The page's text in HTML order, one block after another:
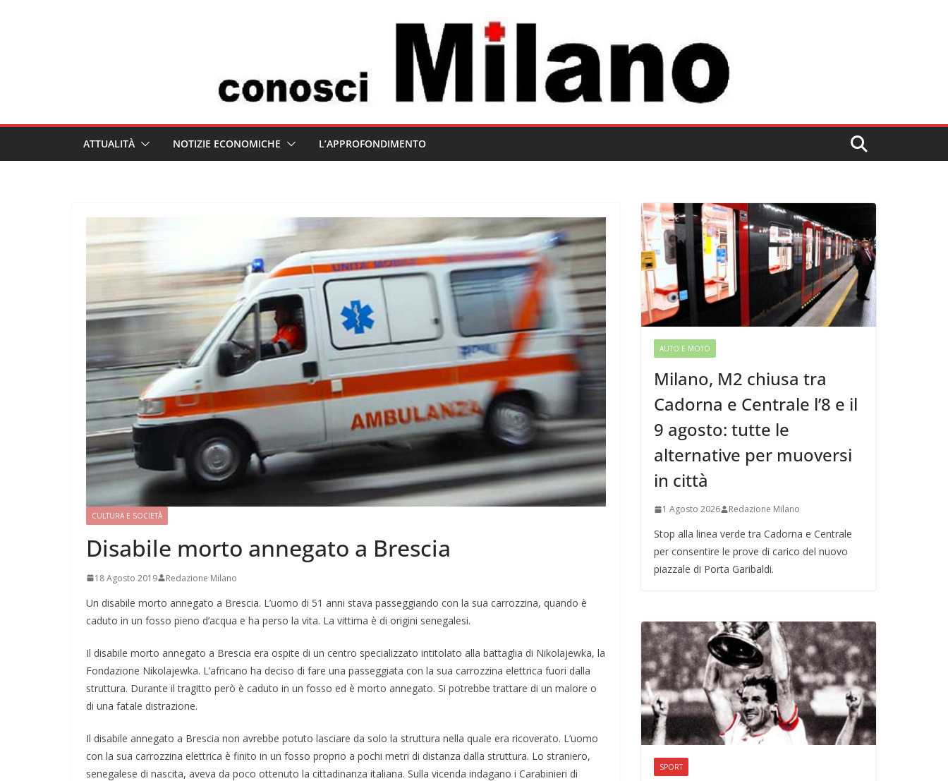
ATTUALITÀ NOTIZIE ECONOMICHE L’APPROFONDIMENTO
CULTURA E SOCIETÀ
Disabile morto annegato a Brescia
18 Agosto 2019 Redazione Milano
Un disabile morto annegato a Brescia. L’uomo di 51 anni stava passeggiando con la sua carrozzina, quando è
caduto in un fosso pieno d’acqua e ha perso la vita. La vittima è di origini senegalesi.
Il disabile morto annegato a Brescia era ospite di un centro specializzato intitolato alla battaglia di Nikolajewka, la
Fondazione Nikolajewka. L’africano ha deciso di fare una passeggiata con la sua carrozzina elettrica fuori dalla
struttura. Durante il tragitto però è caduto in un fosso ed è morto annegato. Si potrebbe trattare di un malore o
di una fatale distrazione.
Il disabile annegato a Brescia non avrebbe potuto lasciare da solo la struttura nella quale era ricoverato. L’uomo
con la sua carrozzina elettrica è finito in un fosso proprio a pochi metri di distanza dalla struttura. Lo straniero,
senegalese di nascita, aveva da poco ottenuto la cittadinanza italiana. Sulla vicenda indagano i Carabinieri di
AUTO E MOTO
Milano, M2 chiusa tra
Cadorna e Centrale l’8 e il
9 agosto: tutte le
alternative per muoversi
in città
1 Agosto 2026 Redazione Milano
Stop alla linea verde tra Cadorna e Centrale
per consentire le prove di carico del nuovo
piazzale di Porta Garibaldi.
SPORT